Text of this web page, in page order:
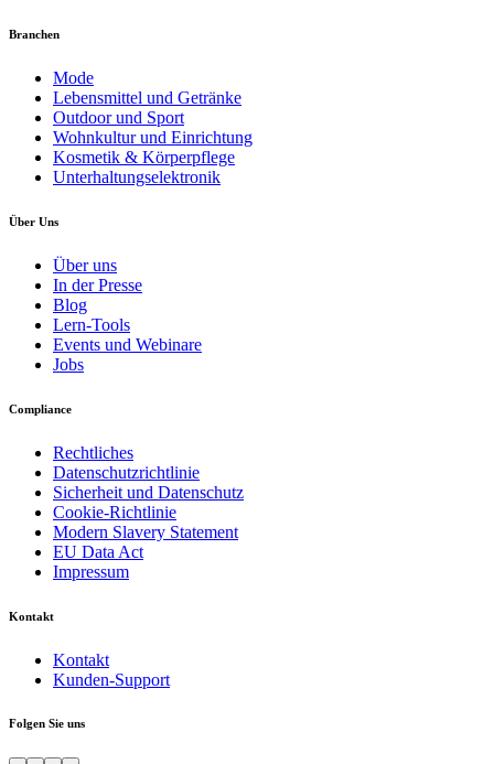
Branchen
Mode
Lebensmittel und Getränke
Outdoor und Sport
Wohnkultur und Einrichtung
Kosmetik & Körperpflege
Unterhaltungselektronik
Über Uns
Über uns
In der Presse
Blog
Lern-Tools
Events und Webinare
Jobs
Compliance
Rechtliches
Datenschutzrichtlinie
Sicherheit und Datenschutz
Cookie-Richtlinie
Modern Slavery Statement
EU Data Act
Impressum
Kontakt
Kontakt
Kunden-Support
Folgen Sie uns